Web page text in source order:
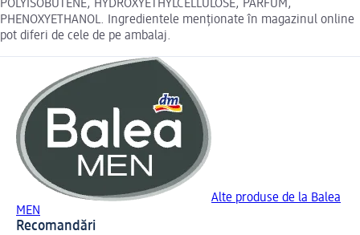
POLYISOBUTENE, HYDROXYETHYLCELLULOSE, PARFUM,
PHENOXYETHANOL. Ingredientele menționate în magazinul online
pot diferi de cele de pe ambalaj.
Alte produse de la Balea
MEN
Recomandări